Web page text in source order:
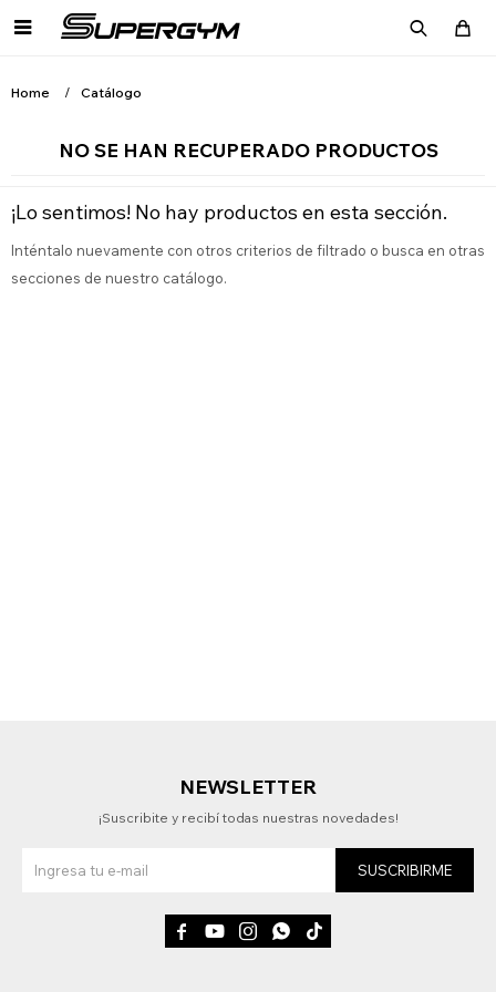

Home Catálogo
NO SE HAN RECUPERADO PRODUCTOS
¡Lo sentimos! No hay productos en esta sección.
Inténtalo nuevamente con otros criterios de filtrado o busca en otras
secciones de nuestro catálogo.
NEWSLETTER
¡Suscribite y recibí todas nuestras novedades!
SUSCRIBIRME
    